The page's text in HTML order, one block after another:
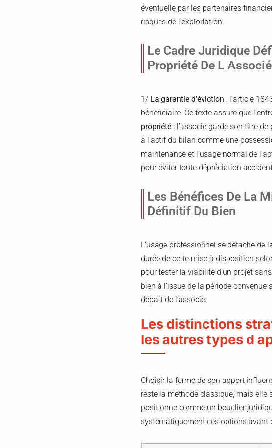
éventuelle par les partenaires
risques de l’exploitation.
Le Cadre Juridique
Propriété De L Associé
1/ La garantie d’éviction : l’article
bénéficiaire. Ce texte assure que
propriété : l’associé garde son titre
à l’actif du bilan comme une
maintenance et l’usage normal de
pour éviter toute dépréciation
Les Bénéfices De La
Définitif Du Bien
L’usage professionnel se détache
durée de cette mise à disposition
pour tester la viabilité d’un projet
bien à l’issue de la période
départ de l’associé.
Les distinctions
les autres types d
Choisir la forme de son apport
reste la méthode classique, mais elle
positionne comme un bouclier
systématiquement ces options avant